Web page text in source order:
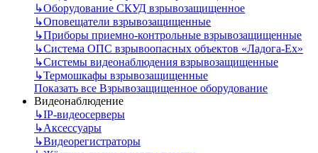
↳Оборудование СКУД взрывозащищенное
↳Оповещатели взрывозащищенные
↳Приборы приемно-контрольные взрывозащищенные
↳Система ОПС взрывоопасных объектов «Ладога-Ex»
↳Системы видеонаблюдения взрывозащищенные
↳Термошкафы взрывозащищенные
Показать все Взрывозащищенное оборудование
Видеонаблюдение
↳IP-видеосерверы
↳Аксессуары
↳Видеорегистраторы